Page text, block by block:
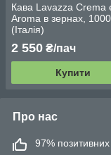
Кава Lavazza Crema
Aroma в зернах,
(Італія)
2 550 ₴/пач
Купити
Про нас
97% позитивних